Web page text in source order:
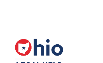
main
content